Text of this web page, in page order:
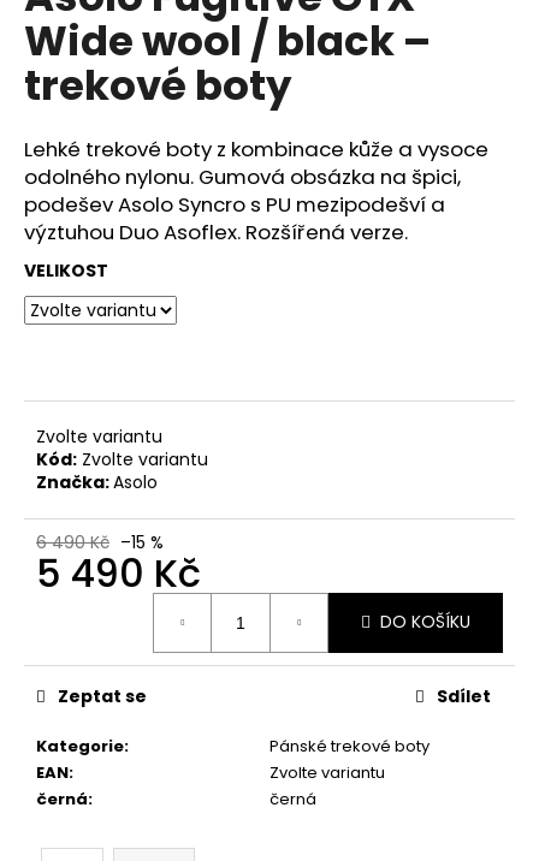
0,0
z
5
hvězdiček.
Wide wool / black –
trekové boty
Lehké trekové boty z kombinace kůže a vysoce
odolného nylonu. Gumová obsázka na špici,
podešev Asolo Syncro s PU mezipodešví a
výztuhou Duo Asoflex. Rozšířená verze.
VELIKOST
Zvolte variantu
Kód: Zvolte variantu
Značka:Asolo
6 490 Kč –15 %
5 490 Kč
DO KOŠÍKU
Kategorie:
Pánské trekové boty
EAN:
Zvolte variantu
černá: černá
Zeptat se Sdílet
a
j
í
?
o
p
o
u
č
e
PRIMIGI
2418511